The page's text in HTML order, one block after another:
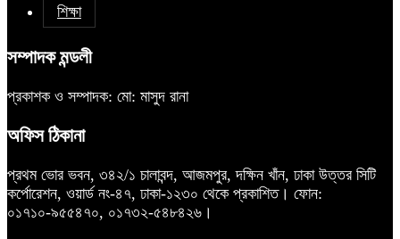
শিক্ষা
সম্পাদক মন্ডলী
প্রকাশক ও সম্পাদক: মো: মাসুদ রানা
অফিস ঠিকানা
প্রথম ভোর ভবন, ৩৪২/১ চালাবন্দ, আজমপুর, দক্ষিন খাঁন, ঢাকা উত্তর সিটি
কর্পোরেশন, ওয়ার্ড নং-৪৭, ঢাকা-১২৩০ থেকে প্রকাশিত। ফোন:
০১৭১০-৯৫৫৪৭০, ০১৭৩২-৫৪৮৪২৬।